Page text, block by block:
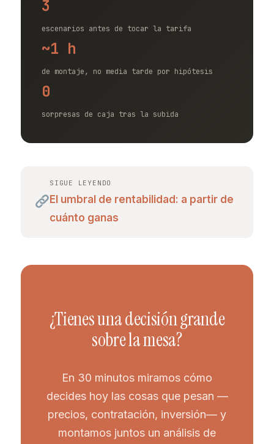
3
escenarios antes de tocar la tarifa
~1 h
de montaje, no media tarde por hipótesis
0
sorpresas de caja tras la subida
SIGUE LEYENDO
El umbral de rentabilidad: a partir de
cuánto ganas
¿Tienes una decisión grande
sobre la mesa?
En 30 minutos miramos cómo
decides hoy las cosas que pesan —
precios, contratación, inversión— y
montamos juntos un análisis de